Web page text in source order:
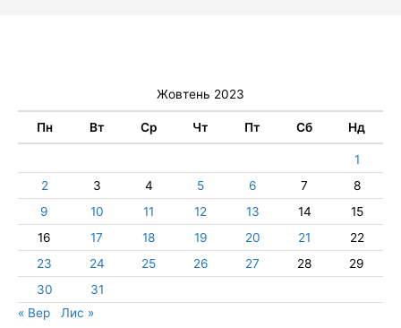
Жовтень 2023
Пн Вт Ср Чт Пт Сб Нд
1
2
3 4 5 6 7
8
9
10 11 12 13 14
15
16
17 18 19 20 21
22
23
24 25 26 27 28
29
30
31
« Вер
Лис »